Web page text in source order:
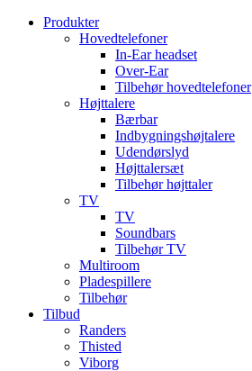
VidereProdukter
Hovedtelefoner
In-Ear headset
Over-Ear
Tilbehør hovedtelefoner
Højttalere
Bærbar
Indbygningshøjtalere
Udendørslyd
Højttalersæt
Tilbehør højttaler
TV
TV
Soundbars
Tilbehør TV
Multiroom
Pladespillere
Tilbehør
Tilbud
Randers
Thisted
Viborg